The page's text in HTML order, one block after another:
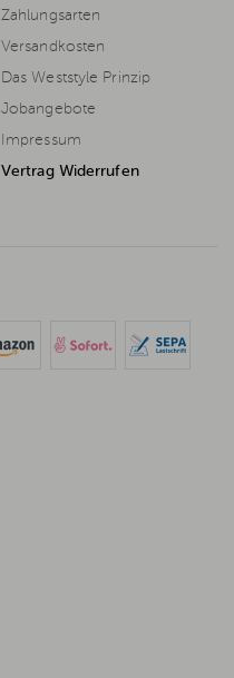
Zahlungsarten
Versandkosten
Das Weststyle Prinzip
Jobangebote
Impressum
Vertrag Widerrufen